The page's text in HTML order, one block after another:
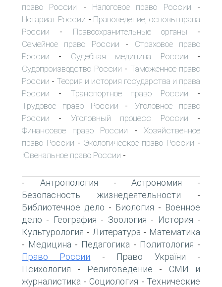
право России - Налоговое право России -
Нотариат России - Правоведение, основы права
России - Правоохранительные органы -
Семейное право России - Страховое право
России - Судебная медицина России -
Судопроизводство России - Таможенное право
России - Теория и история государства и права
России - Транспортное право России -
Трудовое право России - Уголовное право
России - Уголовный процесс России -
Финансовое право России - Хозяйственное
право России - Экологическое право России -
Ювенальное право России -
- Антропология -Астрономия -
Безопасность жизнедеятельности -
Библиотечное дело - Биология - Военное
дело - География - Зоология - История -
Культурология - Литература - Математика
- Медицина - Педагогика - Политология -
Право России - Право України -
Психология - Религоведение - СМИ и
журналистика - Социология - Технические